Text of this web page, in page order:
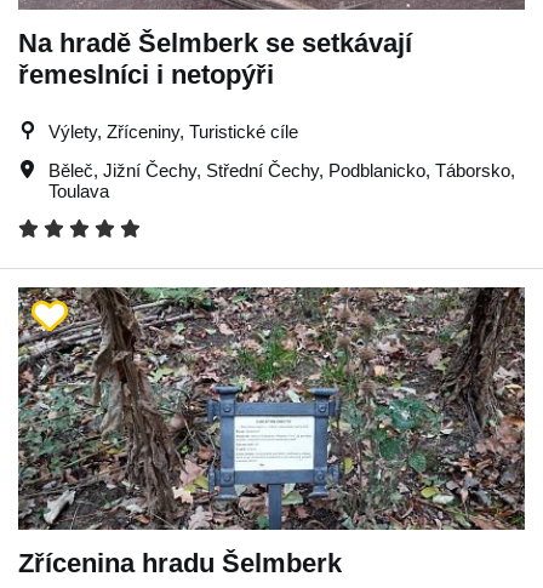
Na hradě Šelmberk se setkávají
řemeslníci i netopýři
Výlety, Zříceniny, Turistické cíle
Běleč, Jižní Čechy, Střední Čechy, Podblanicko, Táborsko,
Toulava
Zřícenina hradu Šelmberk